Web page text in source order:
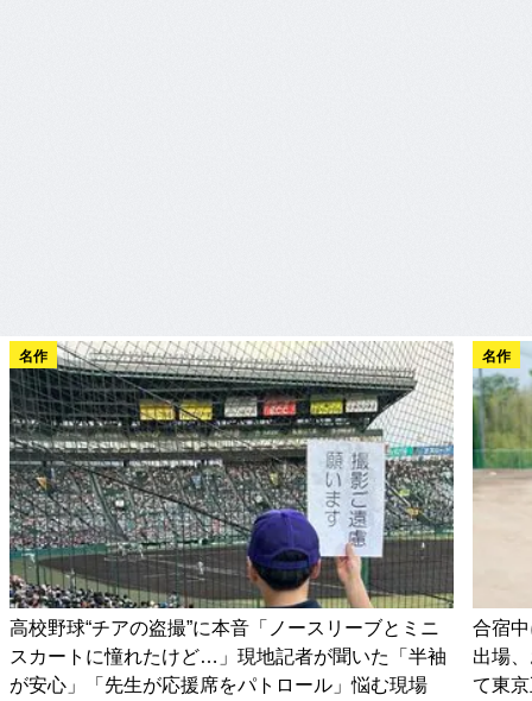
名作
高校野球“チアの盗撮”に本音「ノースリーブとミニ
スカートに憧れたけど…」現地記者が聞いた「半袖
が安心」「先生が応援席をパトロール」悩む現場
名作
合宿
出場
て東